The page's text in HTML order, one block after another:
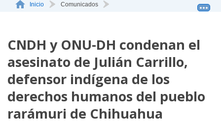
Conócenos
La ONU-DH en México
Vacantes ONU-DH México
ONU-DH en el tiempo
Inicio Comunicados
CNDH y ONU-DH condenan el
asesinato de Julián Carrillo,
defensor indígena de los
derechos humanos del pueblo
rarámuri de Chihuahua